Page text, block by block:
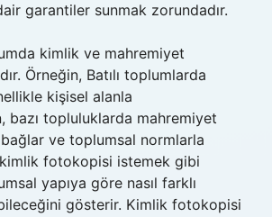
garantiler sunmak zorundadır.
kimlik ve mahremiyet
Örneğin, Batılı toplumlarda
kişisel alanla
bazı topluluklarda mahremiyet
ve toplumsal normlarla
fotokopisi istemek gibi
yapıya göre nasıl farklı
gösterir. Kimlik fotokopisi